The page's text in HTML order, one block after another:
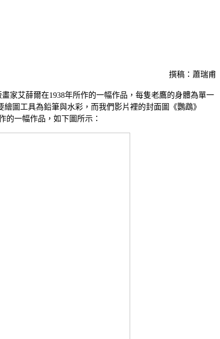
撰稿：蕭瑞甫
家艾薛爾在1938年所作的一幅作品，每隻老鷹的身體為單一
圖工具為鉛筆與水彩，而我們影片裡的封面圖《鸚鵡》
的一幅作品，如下圖所示：